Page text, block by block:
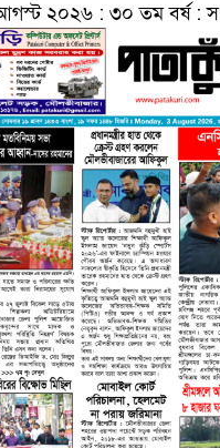
২০২৬ : ৩০ তম বর্ষ :